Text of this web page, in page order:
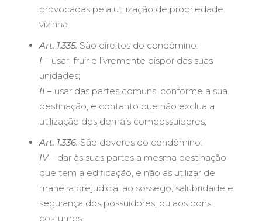
provocadas pela utilização de propriedade
vizinha.
Art. 1.335. São direitos do condômino:
I –usar, fruir e livremente dispor das suas
unidades;
II –usar das partes comuns, conforme a sua
destinação, e contanto que não exclua a
utilização dos demais compossuidores;
Art. 1.336. São deveres do condômino:
IV –dar às suas partes a mesma destinação
que tem a edificação, e não as utilizar de
maneira prejudicial ao sossego, salubridade e
segurança dos possuidores, ou aos bons
costumes.